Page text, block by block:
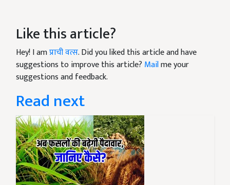
Like this article?
Hey! I amप्राची वत्स. Did you liked this article and have
suggestions to improve this article? Mailme your
suggestions and feedback.
Read next